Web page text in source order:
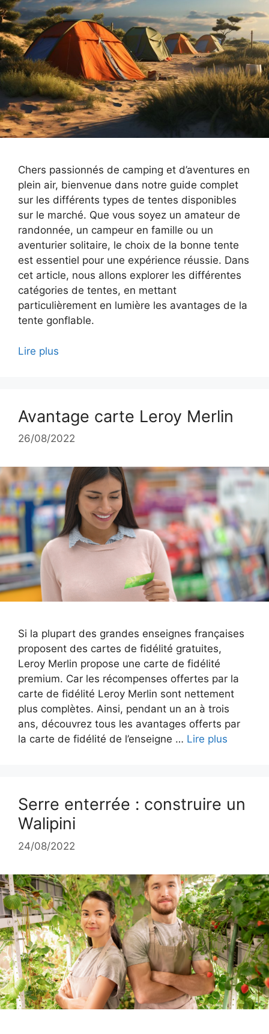
Chers passionnés de camping et d’aventures en
plein air, bienvenue dans notre guide complet
sur les différents types de tentes disponibles
sur le marché. Que vous soyez un amateur de
randonnée, un campeur en famille ou un
aventurier solitaire, le choix de la bonne tente
est essentiel pour une expérience réussie. Dans
cet article, nous allons explorer les différentes
catégories de tentes, en mettant
particulièrement en lumière les avantages de la
tente gonflable.
Lire plus
Avantage carte Leroy Merlin
26/08/2022
Si la plupart des grandes enseignes françaises
proposent des cartes de fidélité gratuites,
Leroy Merlin propose une carte de fidélité
premium. Car les récompenses offertes par la
carte de fidélité Leroy Merlin sont nettement
plus complètes. Ainsi, pendant un an à trois
ans, découvrez tous les avantages offerts par
la carte de fidélité de l’enseigne … Lire plus
Serre enterrée : construire un
Walipini
24/08/2022